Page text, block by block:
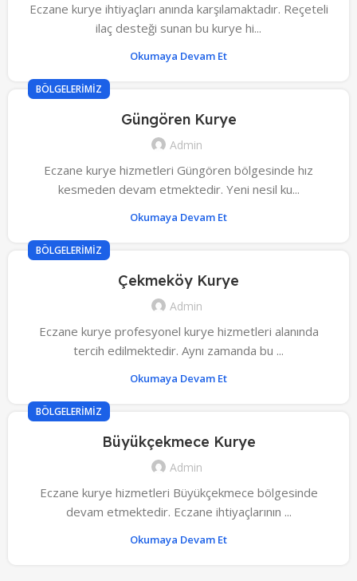
Eczane kurye ihtiyaçları anında karşılamaktadır. Reçeteli
ilaç desteği sunan bu kurye hi...
Okumaya Devam Et
BÖLGELERIMIZ
Güngören Kurye
Admin
Eczane kurye hizmetleri Güngören bölgesinde hız
kesmeden devam etmektedir. Yeni nesil ku...
Okumaya Devam Et
BÖLGELERIMIZ
Çekmeköy Kurye
Admin
Eczane kurye profesyonel kurye hizmetleri alanında
tercih edilmektedir. Aynı zamanda bu ...
Okumaya Devam Et
BÖLGELERIMIZ
Büyükçekmece Kurye
Admin
Eczane kurye hizmetleri Büyükçekmece bölgesinde
devam etmektedir. Eczane ihtiyaçlarının ...
Okumaya Devam Et